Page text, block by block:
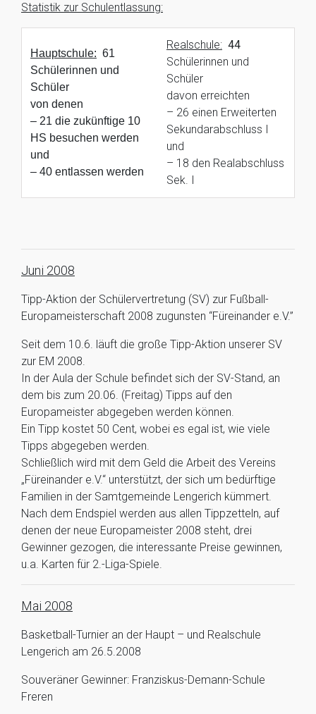
Statistik zur Schulentlassung:
Hauptschule: 61
Schülerinnen und
Schüler
von denen
– 21 die zukünftige 10
HS besuchen werden
und
– 40 entlassen werden
Realschule: 44
Schülerinnen und
Schüler
davon erreichten
– 26 einen Erweiterten
Sekundarabschluss I
und
– 18 den Realabschluss
Sek. I
Juni 2008
Tipp-Aktion der Schülervertretung (SV) zur Fußball-
Europameisterschaft 2008 zugunsten “Füreinander e.V.”
Seit dem 10.6. läuft die große Tipp-Aktion unserer SV
zur EM 2008.
In der Aula der Schule befindet sich der SV-Stand, an
dem bis zum 20.06. (Freitag) Tipps auf den
Europameister abgegeben werden können.
Ein Tipp kostet 50 Cent, wobei es egal ist, wie viele
Tipps abgegeben werden.
Schließlich wird mit dem Geld die Arbeit des Vereins
„Füreinander e.V.“ unterstützt, der sich um bedürftige
Familien in der Samtgemeinde Lengerich kümmert.
Nach dem Endspiel werden aus allen Tippzetteln, auf
denen der neue Europameister 2008 steht, drei
Gewinner gezogen, die interessante Preise gewinnen,
u.a. Karten für 2.-Liga-Spiele.
Mai 2008
Basketball-Turnier an der Haupt – und Realschule
Lengerich am 26.5.2008
Souveräner Gewinner: Franziskus-Demann-Schule
Freren